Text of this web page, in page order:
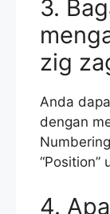
3.
zig
Anda
dengan
“Position”
4.